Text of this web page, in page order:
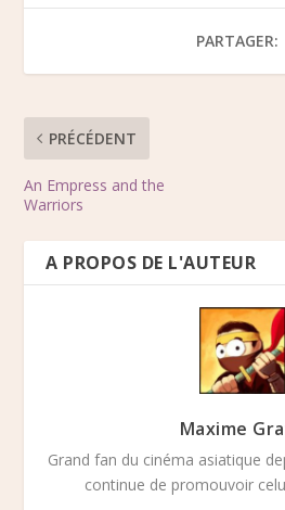
PARTAGER:
PRÉCÉDENT
An Empress and the
Warriors
A PROPOS DE L'AUTEUR
Maxime
Grand fan du cinéma asiatique
continue de promouvoir